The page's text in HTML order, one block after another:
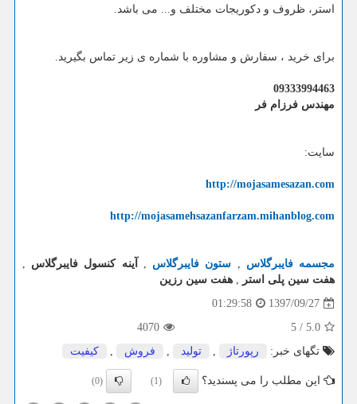
استر، ظروف و دکوریجات مختلف و... می باشد.
برای خرید ، سفارش و مشاوره با شماره ی زیر تماس بگیرید.
09333994463
مهندس فرزام فر
سایت:
http://mojasamesazan.com
http://mojasamehsazanfarzam.mihanblog.com
مجسمه فایبرگلاس ستون فایبرگلاس آینه کنسول فایبرگلاس
هفت سین پلی استر
هفت سین رزین
1397/09/27
01:29:58
5.0
/
5
4070
تگهای خبر:
رپورتاژ , تولید , فروش , كیفیت
این مطلب را می پسندید؟ (1)
(0)